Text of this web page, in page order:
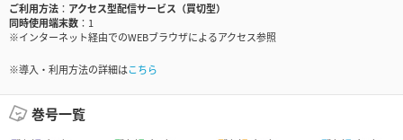
ご利用方法
アクセス型配信サービス（買切型）
同時使用端末数
1
※インターネット経由でのWEBブラウザによるアクセス参照
※導入・利用方法の詳細はこちら
巻号一覧